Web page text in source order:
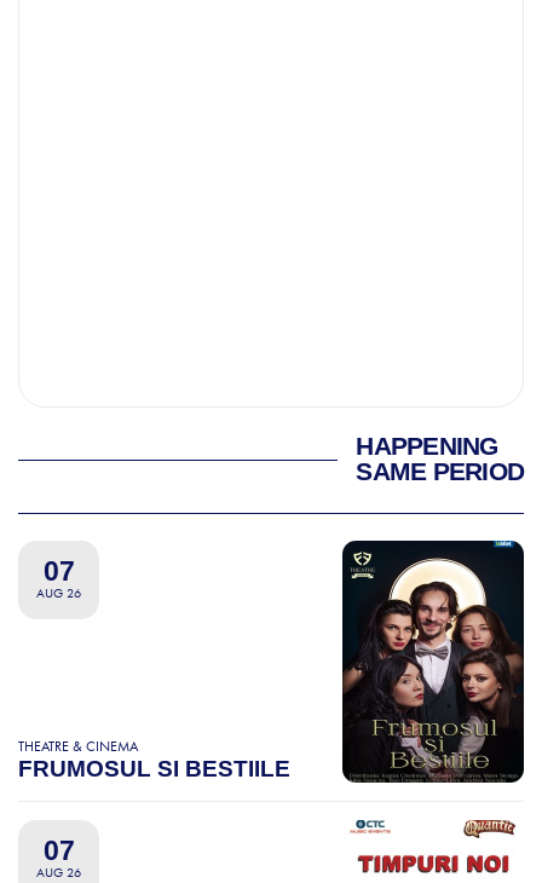
HAPPENING
SAME PERIOD
07
AUG 26
THEATRE & CINEMA
FRUMOSUL SI BESTIILE
07
AUG 26